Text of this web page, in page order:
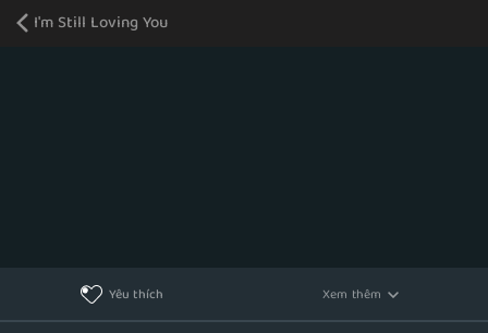
I'm Still Loving You
Yêu thích Xem thêm